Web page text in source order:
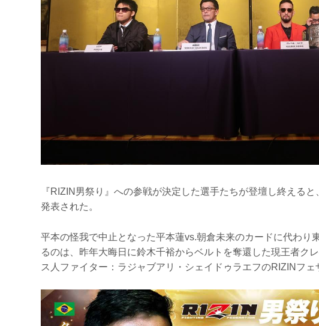
『RIZIN男祭り』への参戦が決定した選手たちが登壇し終える
発表された。
平本の怪我で中止となった平本蓮vs.朝倉未来のカードに代わり
るのは、昨年大晦日に鈴木千裕からベルトを奪還した現王者ク
ス人ファイター：ラジャブアリ・シェイドゥラエフのRIZINフェ